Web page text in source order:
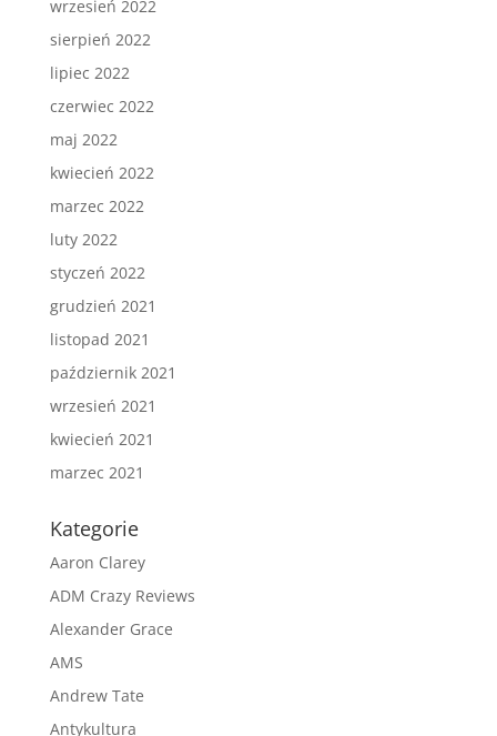
wrzesień 2022
sierpień 2022
lipiec 2022
czerwiec 2022
maj 2022
kwiecień 2022
marzec 2022
luty 2022
styczeń 2022
grudzień 2021
listopad 2021
październik 2021
wrzesień 2021
kwiecień 2021
marzec 2021
Kategorie
Aaron Clarey
ADM Crazy Reviews
Alexander Grace
AMS
Andrew Tate
Antykultura